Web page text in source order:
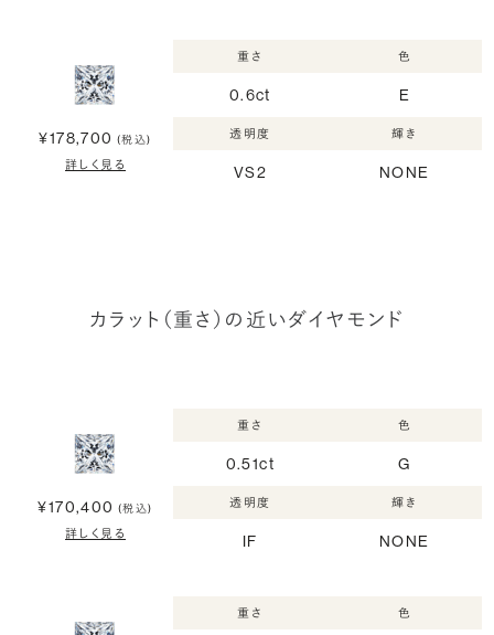
¥178,700 (税込)
詳しく見る
重さ
0.6ct
色
E
透明度
VS2
輝き
NONE
カラット（重さ）の近いダイヤモンド
¥170,400 (税込)
詳しく見る
重さ
0.51ct
色
G
透明度
IF
輝き
NONE
重さ 色